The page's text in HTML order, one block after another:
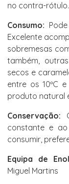
no contra-rótulo.
Consumo:
Excelente
sobremesas
também,
secos e
entre os 10ºC
produto natural
Conservação:
constante e
consumir,
Equipa de
Miguel Martins